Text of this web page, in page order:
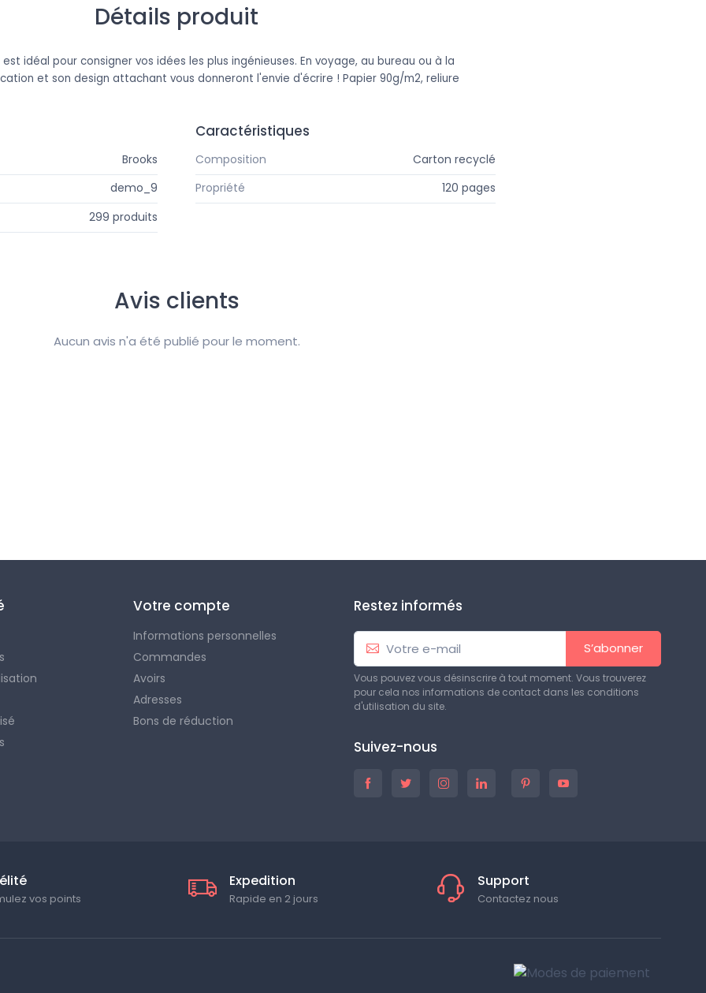
Détails produit
idéal pour consigner vos idées les plus ingénieuses. En voyage, au bureau ou à la
et son design attachant vous donneront l'envie d'écrire ! Papier 90g/m2, reliure
Brooks
demo_9
299 produits
Caractéristiques
Composition
Carton recyclé
Propriété
120 pages
Avis clients
Aucun avis n'a été publié pour le moment.
Votre compte
Informations personnelles
Commandes
Avoirs
Adresses
Bons de réduction
Restez informés
S’abonner
Vous pouvez vous désinscrire à tout moment. Vous trouverez
pour cela nos informations de contact dans les conditions
d'utilisation du site.
Suivez-nous
vos points
Expedition
Rapide en 2 jours
Support
Contactez nous